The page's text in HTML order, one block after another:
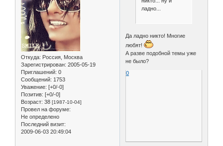
Откуда: Россия, Москва
Зарегистрирован: 2005-05-19
Приглашений: 0
Сообщений: 1753
Уважение: [+0/-0]
Позитив: [+0/-0]
Возраст: 38 [1987-10-04]
Провел на форуме:
Не определено
Последний визит:
2009-06-03 20:49:04
ладно...
Да ладно никто! Многие
любят!
А разве подобной темы уже
не было?
0